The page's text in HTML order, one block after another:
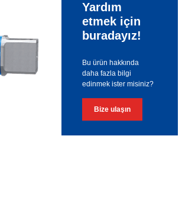
Yardım
etmek için
buradayız!
Bu ürün hakkında
daha fazla bilgi
edinmek ister misiniz?
Bize ulaşın